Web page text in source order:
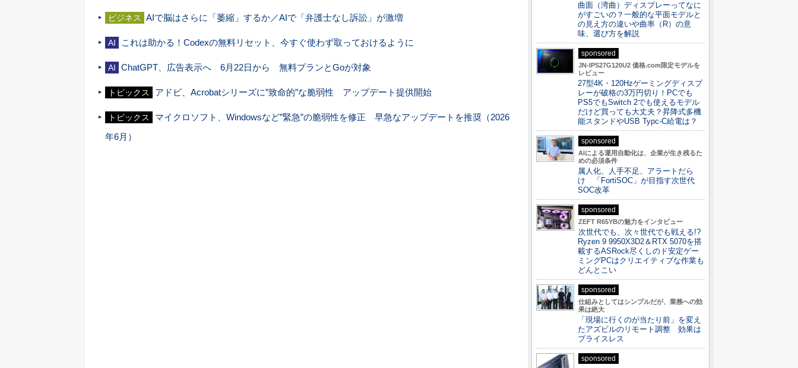
ビジネス AIで脳はさらに「萎縮」するか／AIで「弁護士なし訴訟」が激増
AI これは助かる！Codexの無料リセット、今すぐ使わず取っておけるように
AI ChatGPT、広告表示へ 6月22日から 無料プランとGoが対象
トピックス アドビ、Acrobatシリーズに”致命的”な脆弱性 アップデート提供開始
トピックス
マイクロソフト、Windowsなど”緊急”の脆弱性を修正 早急なアップデートを推奨（2026
年6月）
曲面（湾曲）ディスプレーってなに
がすごいの？一般的な平面モデルと
の見え方の違いや曲率（R）の意
味、選び方を解説
sponsored
JN-IPS27G120U2 価格.com限定モデルを
レビュー
27型4K・120Hzゲーミングディスプ
レーが破格の3万円切り！PCでも
PS5でもSwitch 2でも使えるモデル
だけど買っても大丈夫？昇降式多機
能スタンドやUSB Typc-C給電は？
sponsored
AIによる運用自動化は、企業が生き残るた
めの必須条件
属人化、人手不足、アラートだら
け 「FortiSOC」が目指す次世代
SOC改革
sponsored
ZEFT R65YBの魅力をインタビュー
次世代でも、次々世代でも戦える!?
Ryzen 9 9950X3D2＆RTX 5070を搭
載するASRock尽くしのド安定ゲー
ミングPCはクリエイティブな作業も
どんとこい
sponsored
仕組みとしてはシンプルだが、業務への効
果は絶大
「現場に行くのが当たり前」を変え
たアズビルのリモート調整 効果は
プライスレス
sponsored